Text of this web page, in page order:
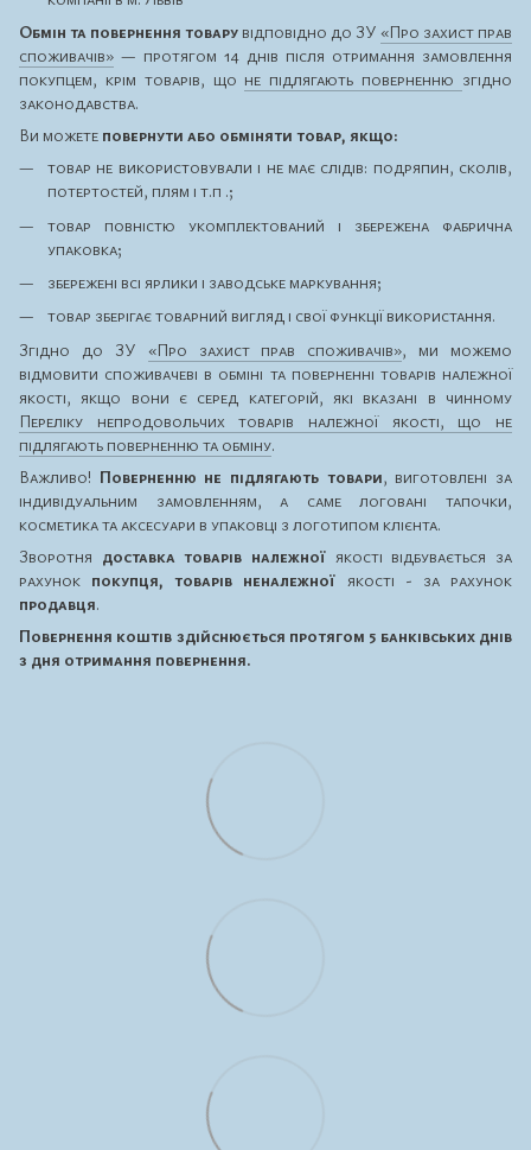
Обмін та повернення товару відповідно до ЗУ «Про захист прав
споживачів» — протягом 14 днів після отримання замовлення
покупцем, крім товарів, що не підлягають поверненню згідно
законодавства.
Ви можете повернути або обміняти товар, якщо:
товар не використовували і не має слідів: подряпин, сколів,
потертостей, плям і т.п .;
товар повністю укомплектований і збережена фабрична
упаковка;
збережені всі ярлики і заводське маркування;
товар зберігає товарний вигляд і свої функції використання.
Згідно до ЗУ «Про захист прав споживачів», ми можемо
відмовити споживачеві в обміні та поверненні товарів належної
якості, якщо вони є серед категорій, які вказані в чинному
Переліку непродовольчих товарів належної якості, що не
підлягають поверненню та обміну.
Важливо! Поверненню не підлягають товари, виготовлені за
індивідуальним замовленням, а саме логовані тапочки,
косметика та аксесуари в упаковці з логотипом клієнта.
Зворотня доставка товарів належної якості відбувається за
рахунок покупця, товарів неналежної якості - за рахунок
продавця.
Повернення коштів здійснюється протягом 5 банківських днів
з дня отримання повернення.